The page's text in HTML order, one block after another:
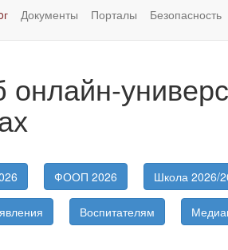
Документы Порталы Безопасность
ФООП 2026 Школа 2026/
Воспитателям